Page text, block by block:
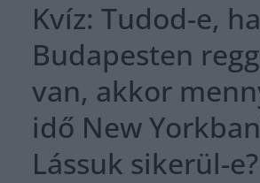
Kvíz: Tudod-e, ha
Budapesten
van, akkor
idő New
Lássuk sikerül-e?